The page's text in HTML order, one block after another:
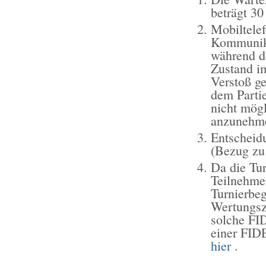
beträgt
während
Zustand
Verstoß
dem
nicht
(Bezug
Da die
solche
einer
hier.